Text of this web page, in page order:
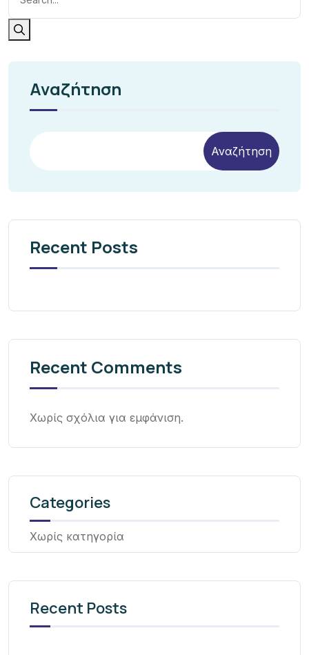
Αναζήτηση
Αναζήτηση
Recent Posts
Recent Comments
Χωρίς σχόλια για εμφάνιση.
Categories
Χωρίς κατηγορία
Recent Posts